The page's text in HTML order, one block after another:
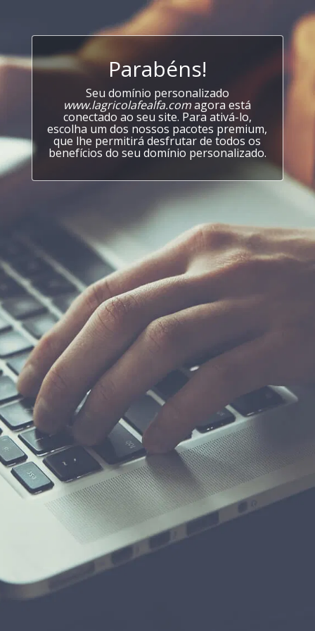
Parabéns!
Seu domínio personalizado
www.lagricolafealfa.comagora está
conectado ao seu site. Para ativá-lo,
escolha um dos nossos pacotes premium,
que lhe permitirá desfrutar de todos os
benefícios do seu domínio personalizado.